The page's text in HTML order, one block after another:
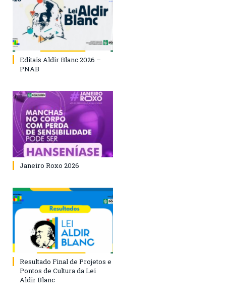
Editais Aldir Blanc 2026 –
PNAB
Janeiro Roxo 2026
Resultado Final de Projetos e
Pontos de Cultura da Lei
Aldir Blanc